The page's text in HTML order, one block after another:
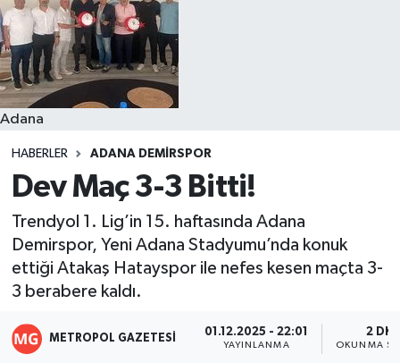
Adana
HABERLER ADANA DEMIRSPOR
Dev Maç 3-3 Bitti!
Trendyol 1. Lig’in 15. haftasında Adana
Demirspor, Yeni Adana Stadyumu’nda konuk
ettiği Atakaş Hatayspor ile nefes kesen maçta 3-
3 berabere kaldı.
METROPOL GAZETESI 01.12.2025 - 22:01
YAYINLANMA
2 DK
OKUNMA
Resmi İlanlar